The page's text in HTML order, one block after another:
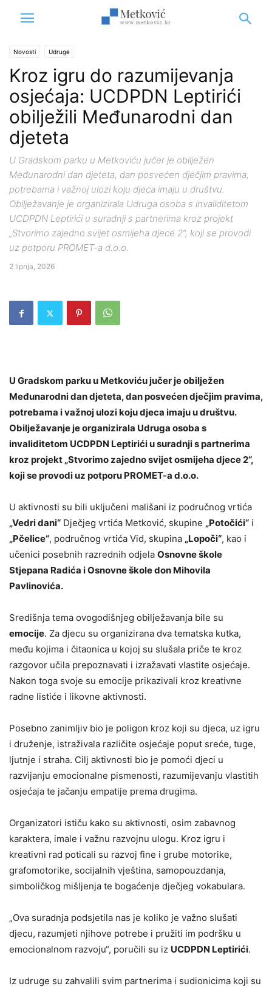
Novosti Udruge
Kroz igru do razumijevanja
osjećaja: UCDPDN Leptirići
obilježili Međunarodni dan
djeteta
U Gradskom parku u Metkoviću jučer je obilježen
Međunarodni dan djeteta, dan posvećen dječjim pravima,
potrebama i važnoj ulozi koju djeca imaju u društvu.
Obilježavanje je organizirala Udruga osoba s invaliditetom
UCDPDN Leptirići u suradnji s partnerima kroz projekt
„Stvorimo zajedno svijet osmijeha djece 2“, koji se provodi
uz potporu PROMET-a d.o.o.
2 lipnja, 2026
U Gradskom parku u Metkoviću jučer je obilježen
Međunarodni dan djeteta, dan posvećen dječjim pravima,
potrebama i važnoj ulozi koju djeca imaju u društvu.
Obilježavanje je organizirala Udruga osoba s
invaliditetom UCDPDN Leptirići u suradnji s partnerima
kroz projekt „Stvorimo zajedno svijet osmijeha djece 2“,
koji se provodi uz potporu PROMET-a d.o.o.
U aktivnosti su bili uključeni mališani iz područnog vrtića
„Vedri dani“ Dječjeg vrtića Metković, skupine „Potočići“ i
„Pčelice“, područnog vrtića Vid, skupina „Lopoči“, kao i
učenici posebnih razrednih odjela Osnovne škole
Stjepana Radića i Osnovne škole don Mihovila
Pavlinovića.
Središnja tema ovogodišnjeg obilježavanja bile su
emocije. Za djecu su organizirana dva tematska kutka,
među kojima i čitaonica u kojoj su slušala priče te kroz
razgovor učila prepoznavati i izražavati vlastite osjećaje.
Nakon toga svoje su emocije prikazivali kroz kreativne
radne listiće i likovne aktivnosti.
Posebno zanimljiv bio je poligon kroz koji su djeca, uz igru
i druženje, istraživala različite osjećaje poput sreće, tuge,
ljutnje i straha. Cilj aktivnosti bio je pomoći djeci u
razvijanju emocionalne pismenosti, razumijevanju vlastitih
osjećaja te jačanju empatije prema drugima.
Organizatori ističu kako su aktivnosti, osim zabavnog
karaktera, imale i važnu razvojnu ulogu. Kroz igru i
kreativni rad poticali su razvoj fine i grube motorike,
grafomotorike, socijalnih vještina, samopouzdanja,
simboličkog mišljenja te bogaćenje dječjeg vokabulara.
„Ova suradnja podsjetila nas je koliko je važno slušati
djecu, razumjeti njihove potrebe i pružiti im podršku u
emocionalnom razvoju“, poručili su iz UCDPDN Leptirići.
Iz udruge su zahvalili svim partnerima i sudionicima koji su